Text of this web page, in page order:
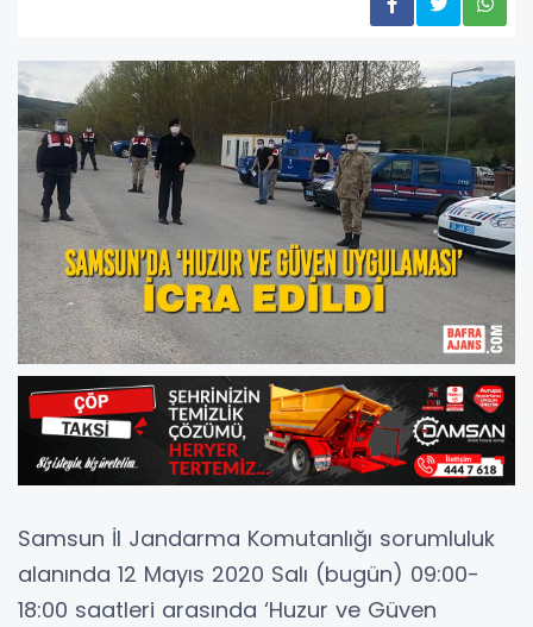
Samsun İl Jandarma Komutanlığı sorumluluk
alanında 12 Mayıs 2020 Salı (bugün) 09:00-
18:00 saatleri arasında ‘Huzur ve Güven